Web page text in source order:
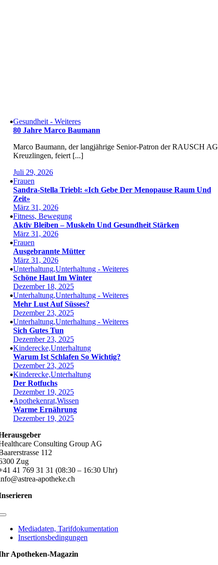
Gesundheit - Weiteres
80 Jahre Marco Baumann
Marco Baumann, der langjährige Senior-Patron der RAUSCH AG
Kreuzlingen, feiert [...]
Juli 29, 2026
Frauen
Sandra-Stella Triebl: «Ich Gebe Der Menopause Raum Und
Zeit»
März 31, 2026
Fitness, Bewegung
Aktiv Bleiben – Muskeln Und Gesundheit Stärken
März 31, 2026
Frauen
Ausgebrannte Mütter
März 31, 2026
Unterhaltung,Unterhaltung - Weiteres
Schöne Haut Im Winter
Dezember 18, 2025
Unterhaltung,Unterhaltung - Weiteres
Mehr Lust Auf Süsses?
Dezember 23, 2025
Unterhaltung,Unterhaltung - Weiteres
Sich Gutes Tun
Dezember 23, 2025
Kinderecke,Unterhaltung
Warum Ist Schlafen So Wichtig?
Dezember 23, 2025
Kinderecke,Unterhaltung
Der Rotfuchs
Dezember 19, 2025
Apothekenrat,Wissen
Warme Ernährung
Dezember 19, 2025
Consulting Group AG
112
Zug
41 769 31 31 (08:30 – 16:30 Uhr)
apotheke.ch
Toggle
NavigationMediadaten, Tarifdokumentation
Insertionsbedingungen
Apotheken-Magazin